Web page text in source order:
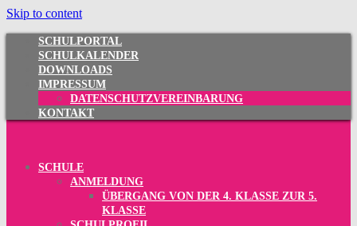
Skip to content
SCHULPORTAL
SCHULKALENDER
DOWNLOADS
IMPRESSUM
DATENSCHUTZVEREINBARUNG
KONTAKT
SCHULE
ANMELDUNG
ÜBERGANG VON DER 4. KLASSE ZUR 5.
KLASSE